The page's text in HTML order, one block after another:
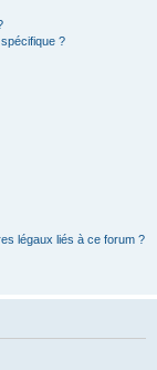
?
légaux liés à ce forum ?